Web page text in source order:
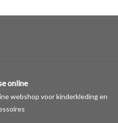
online
webshop voor kinderkleding en